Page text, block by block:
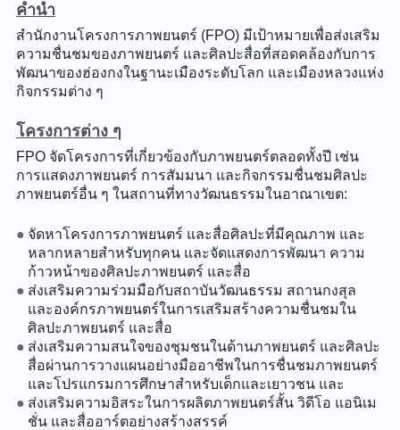
คำนำ
สำนักงานโครงการภาพยนตร์ (FPO) มีเป้าหมายเพื่อส่งเสริม
ความชื่นชมของภาพยนตร์ และศิลปะสื่อที่สอดคล้องกับการ
พัฒนาของฮ่องกงในฐานะเมืองระดับโลก และเมืองหลวงแห่ง
กิจกรรมต่าง ๆ
โครงการต่าง ๆ
FPO จัดโครงการที่เกี่ยวข้องกับภาพยนตร์ตลอดทั้งปี เช่น
การแสดงภาพยนตร์ การสัมมนา และกิจกรรมชื่นชมศิลปะ
ภาพยนตร์อื่น ๆ ในสถานที่ทางวัฒนธรรมในอาณาเขต:
จัดหาโครงการภาพยนตร์ และสื่อศิลปะที่มีคุณภาพ และ
หลากหลายสำหรับทุกคน และจัดแสดงการพัฒนา ความ
ก้าวหน้าของศิลปะภาพยนตร์ และสื่อ
ส่งเสริมความร่วมมือกับสถาบันวัฒนธรรม สถานกงสุล
และองค์กรภาพยนตร์ในการเสริมสร้างความชื่นชมใน
ศิลปะภาพยนตร์ และสื่อ
ส่งเสริมความสนใจของชุมชนในด้านภาพยนตร์ และศิลปะ
สื่อผ่านการวางแผนอย่างมืออาชีพในการชื่นชมภาพยนตร์
และโปรแกรมการศึกษาสำหรับเด็กและเยาวชน และ
ส่งเสริมความอิสระในการผลิตภาพยนตร์สั้น วิดีโอ แอนิเม
ชั่น และสื่ออาร์ตอย่างสร้างสรรค์